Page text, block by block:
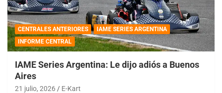
CENTRALES ANTERIORES
IAME SERIES ARGENTINA
INFORME CENTRAL
IAME Series Argentina: Le dijo adiós a Buenos
Aires
21 julio, 2026 E-Kart